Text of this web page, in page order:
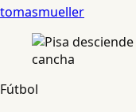
tomasmueller
Fútbol